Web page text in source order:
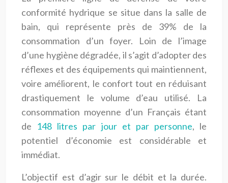
conformité hydrique se situe dans la salle de
bain, qui représente près de 39% de la
consommation d’un foyer. Loin de l’image
d’une hygiène dégradée, il s’agit d’adopter des
réflexes et des équipements qui maintiennent,
voire améliorent, le confort tout en réduisant
drastiquement le volume d’eau utilisé. La
consommation moyenne d’un Français étant
de 148 litres par jour et par personne, le
potentiel d’économie est considérable et
immédiat.
L’objectif est d’agir sur le débit et la durée.